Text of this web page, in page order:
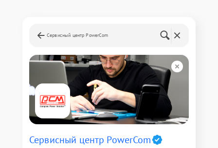
Сервисный центр PowerCom
Сервисный центр PowerCom